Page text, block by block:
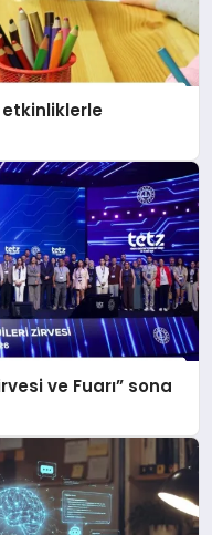
etkinliklerle
ve Fuarı” sona